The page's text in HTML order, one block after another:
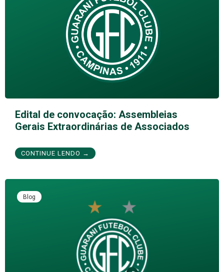
Edital de convocação: Assembleias
Gerais Extraordinárias de Associados
CONTINUE LENDO →
Blog